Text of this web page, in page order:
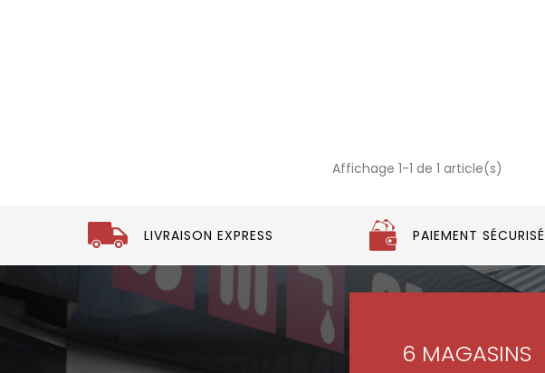
Affichage 1-1 de 1 article(s)
LIVRAISON EXPRESS PAIEMENT SÉCURISÉ
6 MAGASINS